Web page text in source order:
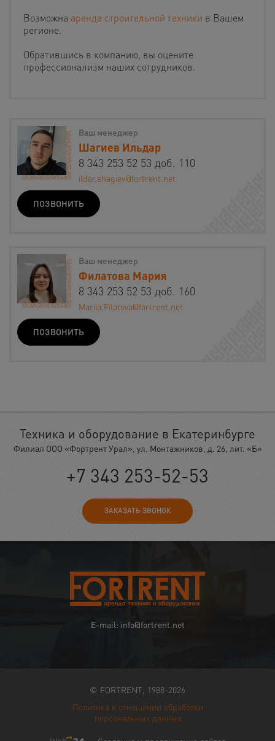
Возможна аренда строительной техники в Вашем
регионе.
Обратившись в компанию, вы оцените
профессионализм наших сотрудников.
Ваш менеджер
Шагиев Ильдар
8 343 253 52 53 доб. 110
ildar.shagiev@fortrent.net
ПОЗВОНИТЬ
Ваш менеджер
Филатова Мария
8 343 253 52 53 доб. 160
Mariia.Filatova@fortrent.net
ПОЗВОНИТЬ
Техника и оборудование в Екатеринбурге
Филиал ООО «Фортрент Урал», ул. Монтажников, д. 26, лит. «Б»
+7 343 253-52-53
ЗАКАЗАТЬ ЗВОНОК
E-mail: info@fortrent.net
© FORTRENT, 1988-2026
Политика в отношении обработки
персональных данных